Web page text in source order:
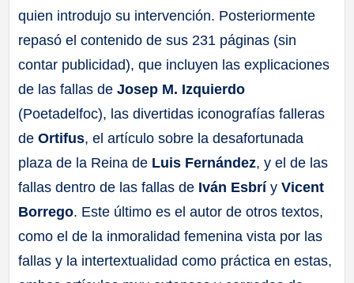
quien introdujo su intervención. Posteriormente
repasó el contenido de sus 231 páginas (sin
contar publicidad), que incluyen las explicaciones
de las fallas deJosep M. Izquierdo
(Poetadelfoc), las divertidas iconografías falleras
deOrtifus, el artículo sobre la desafortunada
plaza de la Reina de Luis Fernández, y el de las
fallas dentro de las fallas de Iván EsbríyVicent
Borrego. Este último es el autor de otros textos,
como el de la inmoralidad femenina vista por las
fallas y la intertextualidad como práctica en estas,